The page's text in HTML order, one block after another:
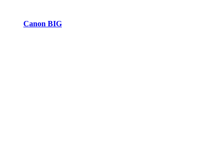
Canon BIG